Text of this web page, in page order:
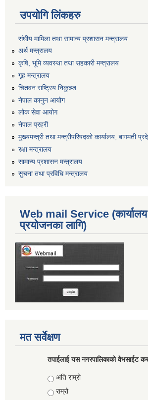
उपयोगि लिंकहरु
संघीय मामिला तथा सामान्य प्रशासन मन्त्रालय
अर्थ मन्त्रालय
कृषि, भूमि व्यवस्था तथा सहकारी मन्त्रालय
गृह मन्त्रालय
चितवन राष्ट्रिय निकुञ्ज
नेपाल कानुन आयोग
लोक सेवा आयोग
नेपाल प्रहरी
मुख्यमन्त्री तथा मन्त्रीपरिषदको कार्यालय, बागमती
रक्षा मन्त्रालय
सामान्य प्रशासन मन्त्रालय
सुचना तथा प्रविधि मन्त्रालय
Web mail Service
प्रयोजनका लागि)
मत सर्वेक्षण
तपाईलाई यस नगरपालिकाको वेभसाईट
Choices
अति राम्रो
राम्रो